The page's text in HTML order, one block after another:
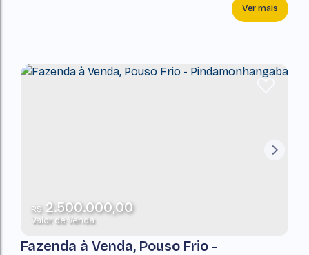
Ver mais
R$2.500.000,00
Valor de Venda
Fazenda à Venda, Pouso Frio -